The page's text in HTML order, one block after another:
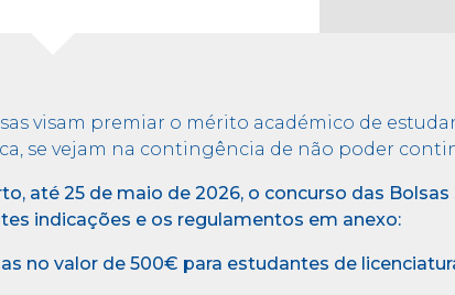
visam premiar o mérito académico de
se vejam na contingência de não poder
até 25 de maio de 2026, o concurso das
indicações e os regulamentos em anexo:
no valor de 500€ para estudantes de